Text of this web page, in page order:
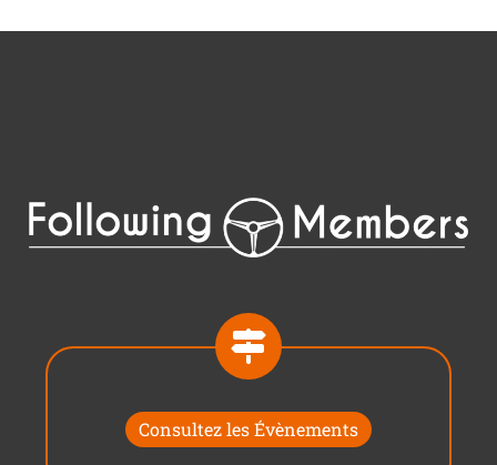
Consultez les Évènements